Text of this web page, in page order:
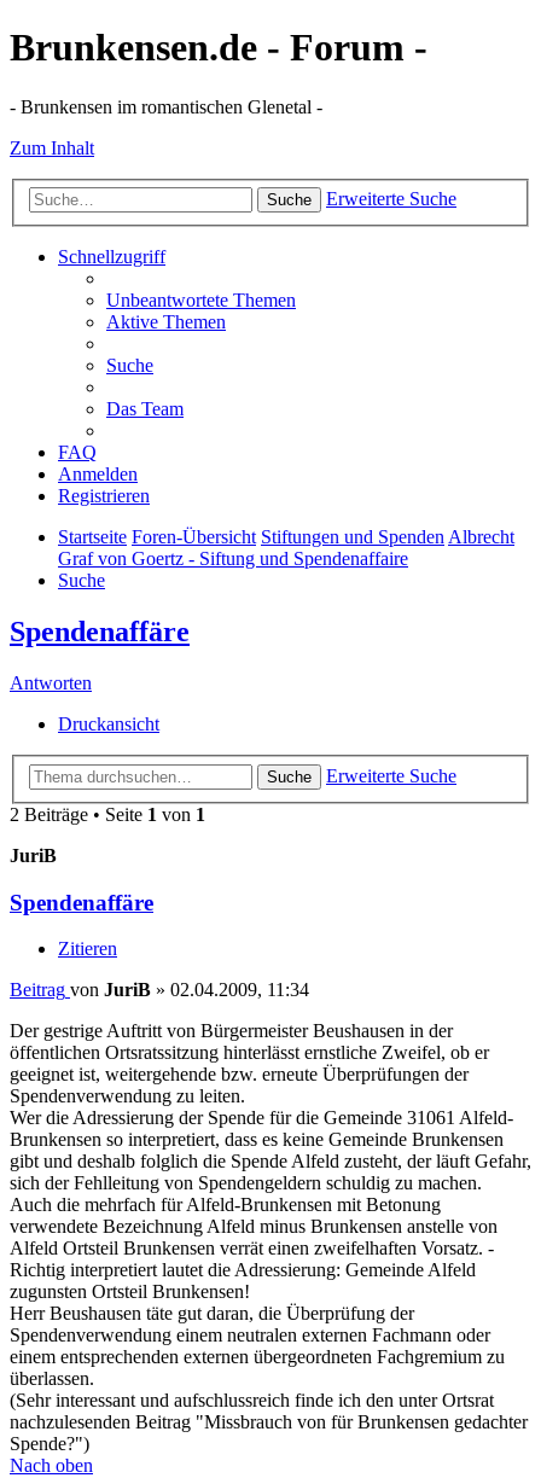
Brunkensen.de - Forum -
- Brunkensen im romantischen Glenetal -
Zum Inhalt
Suche Erweiterte Suche
Schnellzugriff
Unbeantwortete Themen
Aktive Themen
Suche
Das Team
FAQ
Anmelden
Registrieren
Startseite Foren-Übersicht Stiftungen und SpendenAlbrecht
Graf von Goertz - Siftung und Spendenaffaire
Suche
Spendenaffäre
Antworten
Druckansicht
Suche
Erweiterte Suche
2 Beiträge • Seite 1 von 1
JuriB
Spendenaffäre
Zitieren
Beitrag von JuriB » 02.04.2009, 11:34
Der gestrige Auftritt von Bürgermeister Beushausen in der
öffentlichen Ortsratssitzung hinterlässt ernstliche Zweifel, ob er
geeignet ist, weitergehende bzw. erneute Überprüfungen der
Spendenverwendung zu leiten.
Wer die Adressierung der Spende für die Gemeinde 31061 Alfeld-
Brunkensen so interpretiert, dass es keine Gemeinde Brunkensen
gibt und deshalb folglich die Spende Alfeld zusteht, der läuft Gefahr,
sich der Fehlleitung von Spendengeldern schuldig zu machen.
Auch die mehrfach für Alfeld-Brunkensen mit Betonung
verwendete Bezeichnung Alfeld minus Brunkensen anstelle von
Alfeld Ortsteil Brunkensen verrät einen zweifelhaften Vorsatz. -
Richtig interpretiert lautet die Adressierung: Gemeinde Alfeld
zugunsten Ortsteil Brunkensen!
Herr Beushausen täte gut daran, die Überprüfung der
Spendenverwendung einem neutralen externen Fachmann oder
einem entsprechenden externen übergeordneten Fachgremium zu
überlassen.
(Sehr interessant und aufschlussreich finde ich den unter Ortsrat
nachzulesenden Beitrag "Missbrauch von für Brunkensen gedachter
Spende?")
Nach oben